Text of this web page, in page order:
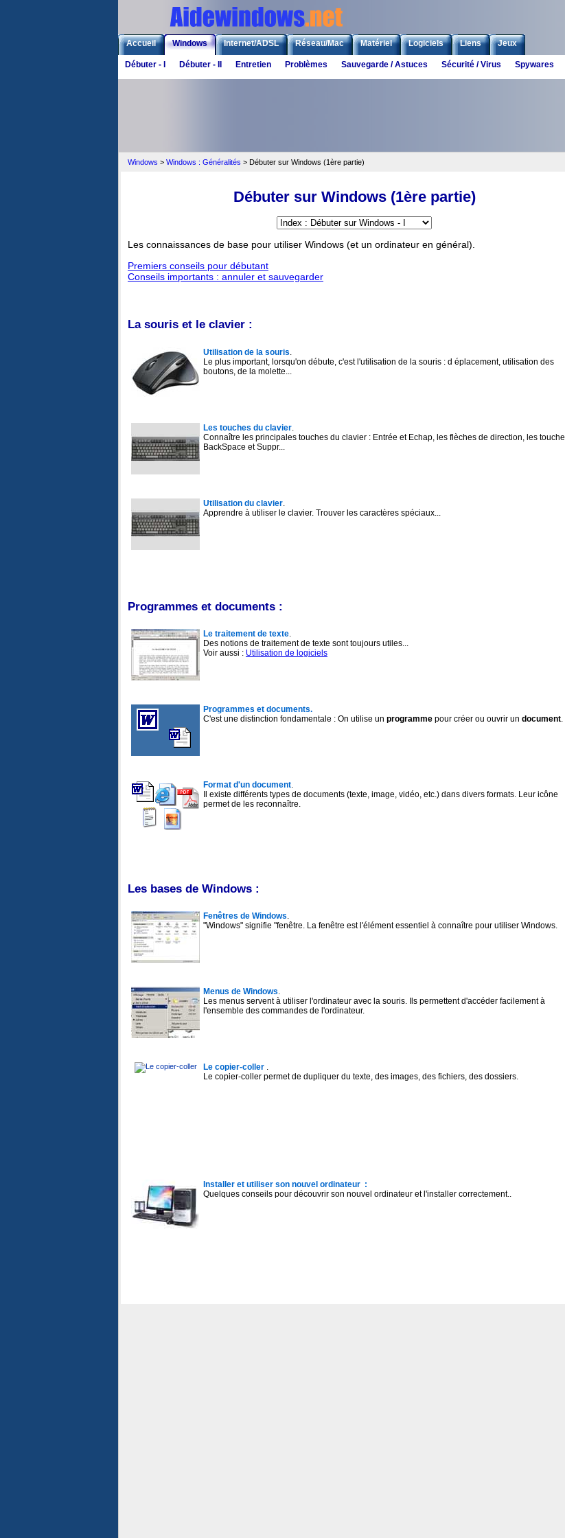
Accueil Windows Internet/ADSL Réseau/Mac Matériel Logiciels Liens Jeux
Débuter - I Débuter - II Entretien Problèmes Sauvegarde / Astuces Sécurité / Virus Spywares
Windows > Windows : Généralités > Débuter sur Windows (1ère partie)
Débuter sur Windows (1ère partie)
Les connaissances de base pour utiliser Windows (et un ordinateur en général).
Premiers conseils pour débutant
Conseils importants : annuler et sauvegarder
La souris et le clavier :
Utilisation de la souris
Le plus important, lorsqu'on débute, c'est l'utilisation de la souris : d éplacement, utilisation des
boutons, de la molette...
Les touches du clavier
Connaître les principales touches du clavier : Entrée et Echap, les flèches de direction, les
BackSpace et Suppr...
Utilisation du clavier
Apprendre à utiliser le clavier. Trouver les caractères spéciaux...
Programmes et documents :
Le traitement de texte.
Des notions de traitement de texte sont toujours utiles...
Voir aussi : Utilisation de logiciels
Programmes et documents.
C'est une distinction fondamentale : On utilise un programme pour créer ou ouvrir un document.
Format d'un document.
Il existe différents types de documents (texte, image, vidéo, etc.) dans divers formats. Leur icône
permet de les reconnaître.
Les bases de Windows :
Fenêtres de Windows.
"Windows" signifie "fenêtre. La fenêtre est l'élément essentiel à connaître pour utiliser Windows.
Menus de Windows.
Les menus servent à utiliser l'ordinateur avec la souris. Ils permettent d'accéder facilement à
l'ensemble des commandes de l'ordinateur.
Le copier-coller .
Le copier-coller permet de dupliquer du texte, des images, des fichiers, des dossiers.
Installer et utiliser son nouvel ordinateur :
Quelques conseils pour découvrir son nouvel ordinateur et l'installer correctement..